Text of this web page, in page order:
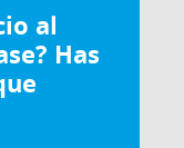
al
Has